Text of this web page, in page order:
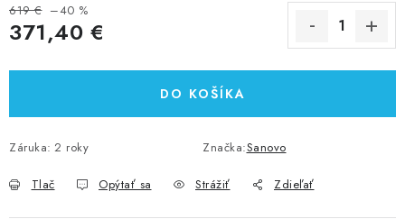
619 € –40 %
371,40 €
DO KOŠÍKA
Záruka: 2 roky Značka:Sanovo
Tlač Opýtať sa Strážiť Zdieľať